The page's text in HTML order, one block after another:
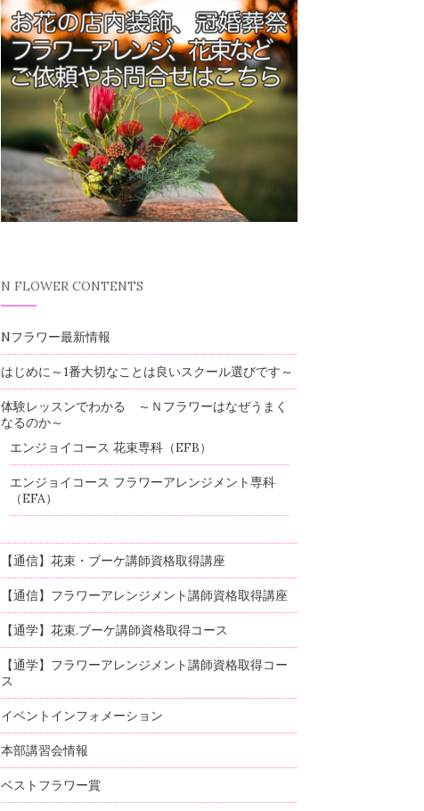
N FLOWER CONTENTS
Nフラワー最新情報
はじめに～1番大切なことは良いスクール選びです～
体験レッスンでわかる ～Ｎフラワーはなぜうまく
なるのか～
エンジョイコース 花束専科（EFB）
エンジョイコース フラワーアレンジメント専科
（EFA）
【通信】花束・ブーケ講師資格取得講座
【通信】フラワーアレンジメント講師資格取得講座
【通学】花束.ブーケ講師資格取得コース
【通学】フラワーアレンジメント講師資格取得コー
ス
イベントインフォメーション
本部講習会情報
ベストフラワー賞